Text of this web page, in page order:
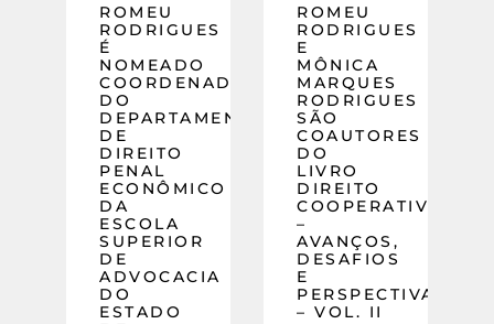
ROMEU
RODRIGUES
É
NOMEADO
COORDENADOR
DO
DEPARTAMENTO
DE
DIREITO
PENAL
ECONÔMICO
DA
ESCOLA
SUPERIOR
DE
ADVOCACIA
DO
ESTADO
ROMEU
RODRIGUES
E
MÔNICA
MARQUES
RODRIGUES
SÃO
COAUTORES
DO
LIVRO
DIREITO
COOPERATIVO
–
AVANÇOS,
DESAFIOS
E
PERSPECTIVAS
– VOL. II